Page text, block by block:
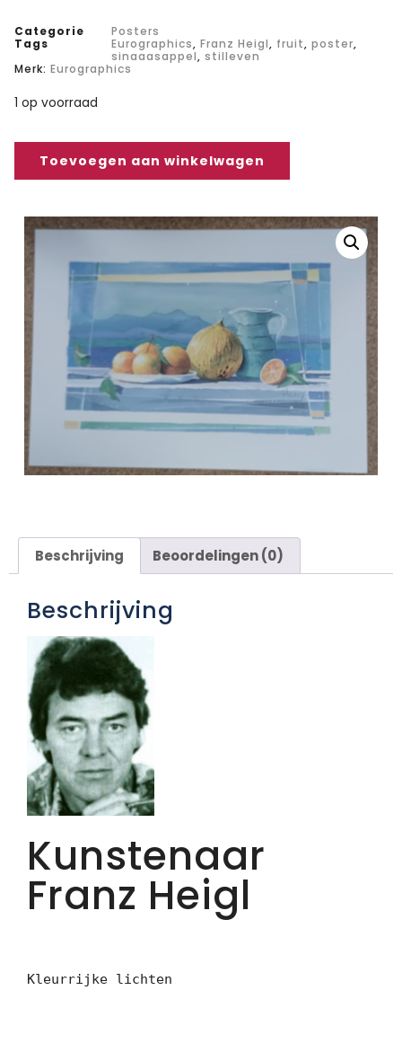
Categorie
Posters
Tags
Eurographics, Franz Heigl, fruit, poster,
sinaaasappel, stilleven
Merk: Eurographics
1 op voorraad
Toevoegen aan winkelwagen
Beschrijving Beoordelingen (0)
Beschrijving
Kunstenaar
Franz Heigl
Kleurrijke lichten